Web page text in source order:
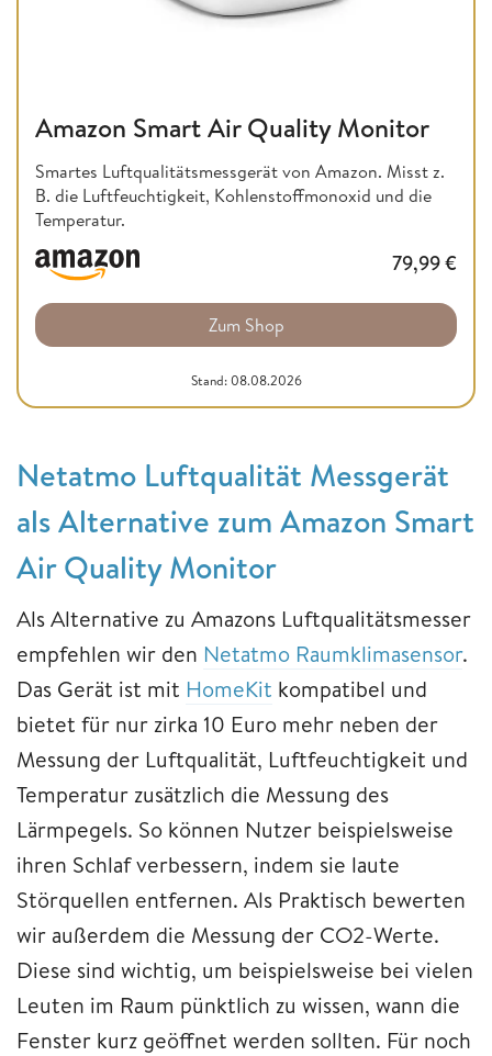
Amazon Smart Air Quality Monitor
Smartes Luftqualitätsmessgerät von Amazon. Misst z.
B. die Luftfeuchtigkeit, Kohlenstoffmonoxid und die
Temperatur.
79,99€
Zum Shop
Stand: 08.08.2026
Netatmo Luftqualität Messgerät
als Alternative zum Amazon Smart
Air Quality Monitor
Als Alternative zu Amazons Luftqualitätsmesser
empfehlen wir den Netatmo Raumklimasensor.
Das Gerät ist mit HomeKit kompatibel und
bietet für nur zirka 10 Euro mehr neben der
Messung der Luftqualität, Luftfeuchtigkeit und
Temperatur zusätzlich die Messung des
Lärmpegels. So können Nutzer beispielsweise
ihren Schlaf verbessern, indem sie laute
Störquellen entfernen. Als Praktisch bewerten
wir außerdem die Messung der CO2-Werte.
Diese sind wichtig, um beispielsweise bei vielen
Leuten im Raum pünktlich zu wissen, wann die
Fenster kurz geöffnet werden sollten. Für noch